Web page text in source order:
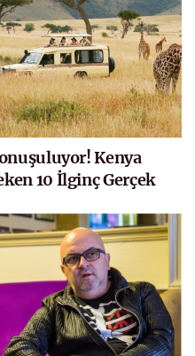
Kenya
10 İlginç Gerçek